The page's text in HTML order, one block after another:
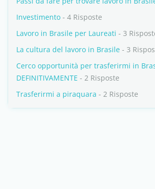
Investimento - 4 Risposte
Lavoro in Brasile per Laureati - 3
La cultura del lavoro in Brasile - 3
Cerco opportunità per trasferirmi in
DEFINITIVAMENTE - 2 Risposte
Trasferirmi a piraquara - 2 Risposte